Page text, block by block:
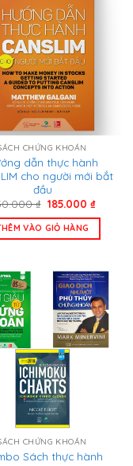
CHỨNG KHOÁN
dẫn thực hành
cho người mới bắt
đầu
₫ Giá
là:
250.000 ₫.
185.000 ₫Giá
tại
VÀO GIỎ HÀNG
CHỨNG KHOÁN
Sách thực hành